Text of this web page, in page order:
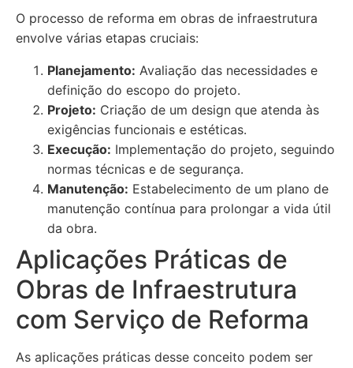
O processo de reforma em obras de infraestrutura
envolve várias etapas cruciais:
Planejamento: Avaliação das necessidades e
definição do escopo do projeto.
Projeto: Criação de um design que atenda às
exigências funcionais e estéticas.
Execução: Implementação do projeto, seguindo
normas técnicas e de segurança.
Manutenção: Estabelecimento de um plano de
manutenção contínua para prolongar a vida útil
da obra.
Aplicações Práticas de
Obras de Infraestrutura
com Serviço de Reforma
As aplicações práticas desse conceito podem ser